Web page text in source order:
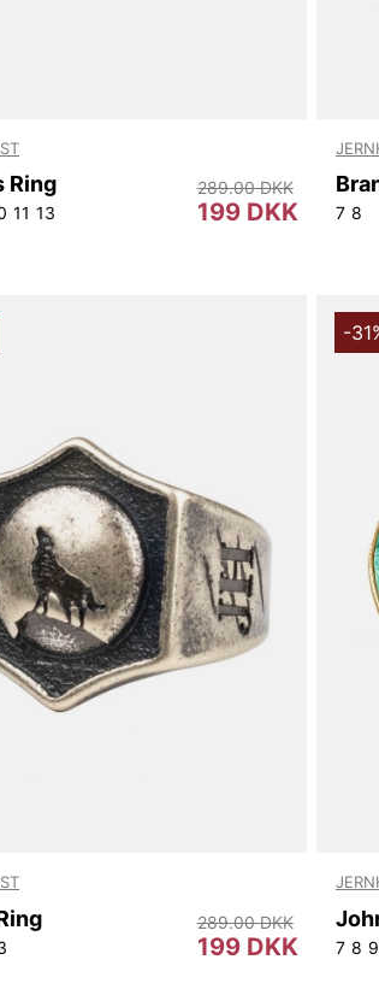
Ring
11 13 199 DKK
289.00 DKK
7 8
199 DKK
289.00 DKK
-
7 8 9